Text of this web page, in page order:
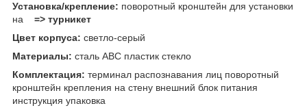
Установка/крепление: поворотный кронштейн для установки
на => турникет
Цвет корпуса: светло-серый
Материалы: сталь АВС пластик стекло
Комплектация: терминал распознавания лиц поворотный
кронштейн крепления на стену внешний блок питания
инструкция упаковка